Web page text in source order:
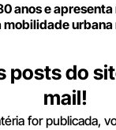
anos e
mobilidade
posts do
mail!
for publicada,